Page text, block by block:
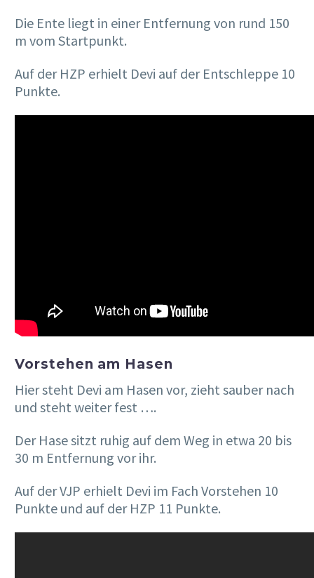
Die Ente liegt in einer Entfernung von rund 150
m vom Startpunkt.
Auf der HZP erhielt Devi auf der Entschleppe 10
Punkte.
Vorstehen am Hasen
Hier steht Devi am Hasen vor, zieht sauber nach
und steht weiter fest ….
Der Hase sitzt ruhig auf dem Weg in etwa 20 bis
30 m Entfernung vor ihr.
Auf der VJP erhielt Devi im Fach Vorstehen 10
Punkte und auf der HZP 11 Punkte.